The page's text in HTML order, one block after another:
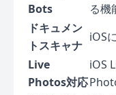
Bots
る機
ドキュメン
トスキャナ
iOS
Live
Photos対応
iOS